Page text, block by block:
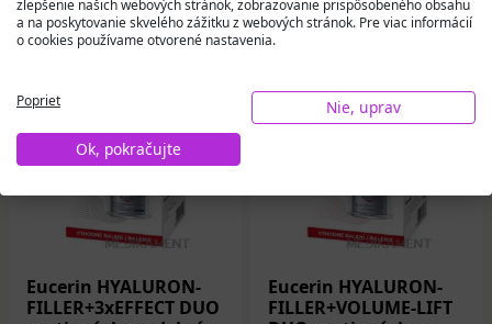
Eucerin HYALURON-
FILLER+3xEFFECT DUO
Eucerin HYALURON-
FILLER+VOLUME-LIFT
zlepšenie našich webových stránok, zobrazovanie prispôsobeného obsahu
a na poskytovanie skvelého zážitku z webových stránok. Pre viac informácií
o cookies používame otvorené nastavenia.
Poprieť
Nie, uprav
Ok, pokračujte